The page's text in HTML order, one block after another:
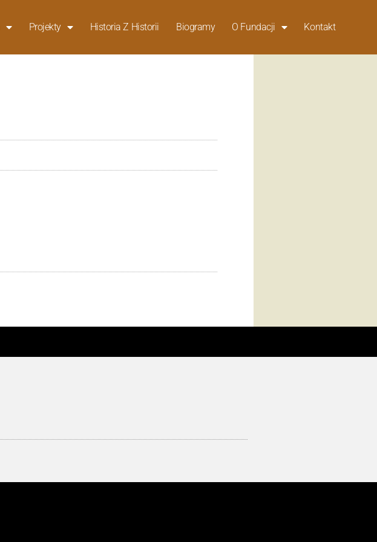
Projekty Historia Z Historii Biogramy O Fundacji Kontakt